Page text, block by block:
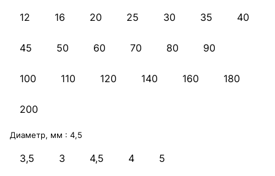
12 16 20 25 30 35 40
45 50 60 70 80 90
100 110 120 140 160 180
200
Диаметр, мм : 4,5
3,5 3 4,5 4 5